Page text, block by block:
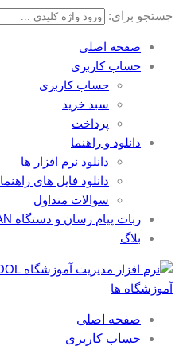
جستجو برای:
صفحه اصلی
حساب کاربری
حساب کاربری
سبد خرید
پرداخت
دانلود و راهنما
دانلود نرم افزار ها
دانلود فایل های راهنما
سوالات متداول
ربات پیام رسان و دستگاه SMSBAN
بلاگ
صفحه اصلی
حساب کاربری